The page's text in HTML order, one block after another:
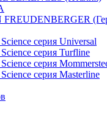
FREUDENBERGER
серия Universal
серия Turfline
серия
серия Masterline